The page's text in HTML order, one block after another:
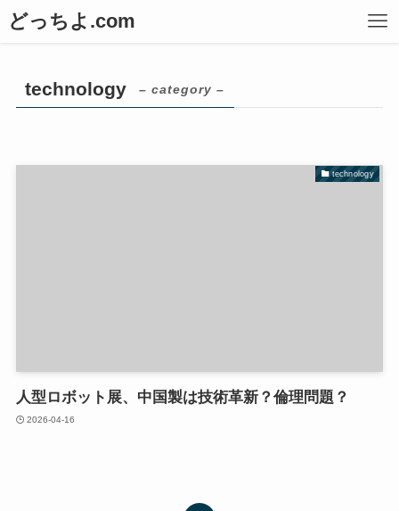
どっちよ.com
technology – category –
technology
人型ロボット展、中国製は技術革新？倫理問題？
2026-04-16